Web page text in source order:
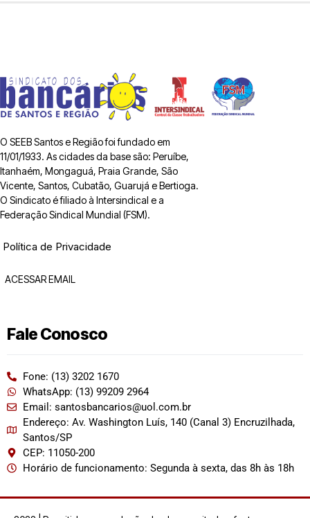
O SEEB Santos e Região foi fundado em
11/01/1933. As cidades da base são: Peruíbe,
Itanhaém, Mongaguá, Praia Grande, São
Vicente, Santos, Cubatão, Guarujá e Bertioga.
O Sindicato é filiado à Intersindical e a
Federação Sindical Mundial (FSM).
Política de Privacidade
ACESSAR EMAIL
Fale Conosco
Fone: (13) 3202 1670
WhatsApp: (13) 99209 2964
Email: santosbancarios@uol.com.br
Endereço: Av. Washington Luís, 140 (Canal 3) Encruzilhada,
Santos/SP
CEP: 11050-200
Horário de funcionamento: Segunda à sexta, das 8h às 18h